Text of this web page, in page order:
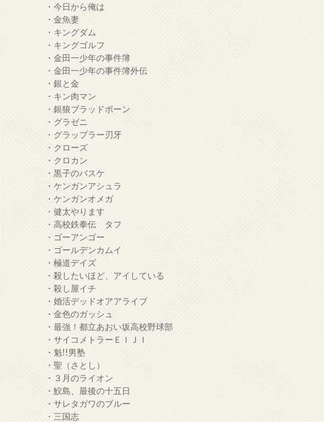
・今日から俺は
・金魚妻
・キングダム
・キングゴルフ
・金田一少年の事件簿
・金田一少年の事件簿外伝
・銀と金
・キン肉マン
・銀狼ブラッドボーン
・グラゼニ
・グラップラー刃牙
・クローズ
・クロカン
・黒子のバスケ
・ケンガンアシュラ
・ケンガンオメガ
・健太やります
・高校鉄拳伝 タフ
・ゴーアンゴー
・ゴールデンカムイ
・極道デイズ
・殺したいほど、アイしている
・殺し屋イチ
・婚活デッドオアアライブ
・金色のガッシュ
・最強！都立あおい坂高校野球部
・サイコメトラーＥＩＪＩ
・魁!!男塾
・聖（さとし）
・３月のライオン
・鮫島、最後の十五日
・サレタガワのブルー
・三国志